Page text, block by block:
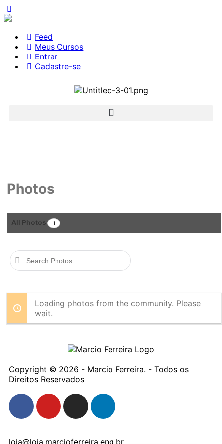
Feed
Meus Cursos
Entrar
Cadastre-se
Photos
All Photos 1
Search
Photos…
Loading photos from the community. Please
wait.
Copyright © 2026 - Marcio Ferreira. - Todos os
Direitos Reservados
loja@loja.marcioferreira.eng.br